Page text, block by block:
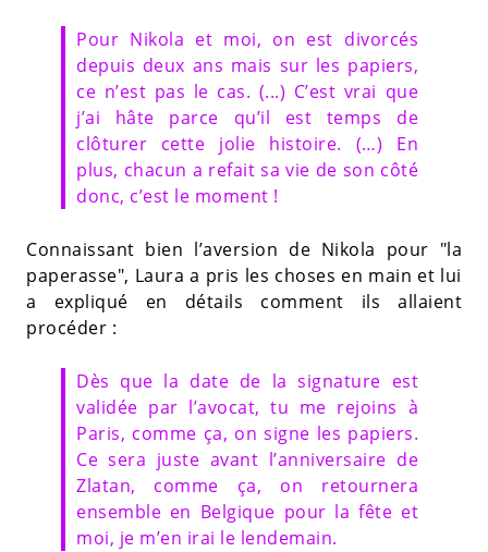
Pour Nikola et moi, on est divorcés
depuis deux ans mais sur les papiers,
ce n’est pas le cas. (...) C’est vrai que
j’ai hâte parce qu’il est temps de
clôturer cette jolie histoire. (…) En
plus, chacun a refait sa vie de son côté
donc, c’est le moment !
Connaissant bien l’aversion de Nikola pour "la
paperasse", Laura a pris les choses en main et lui
a expliqué en détails comment ils allaient
procéder :
Dès que la date de la signature est
validée par l’avocat, tu me rejoins à
Paris, comme ça, on signe les papiers.
Ce sera juste avant l’anniversaire de
Zlatan, comme ça, on retournera
ensemble en Belgique pour la fête et
moi, je m’en irai le lendemain.